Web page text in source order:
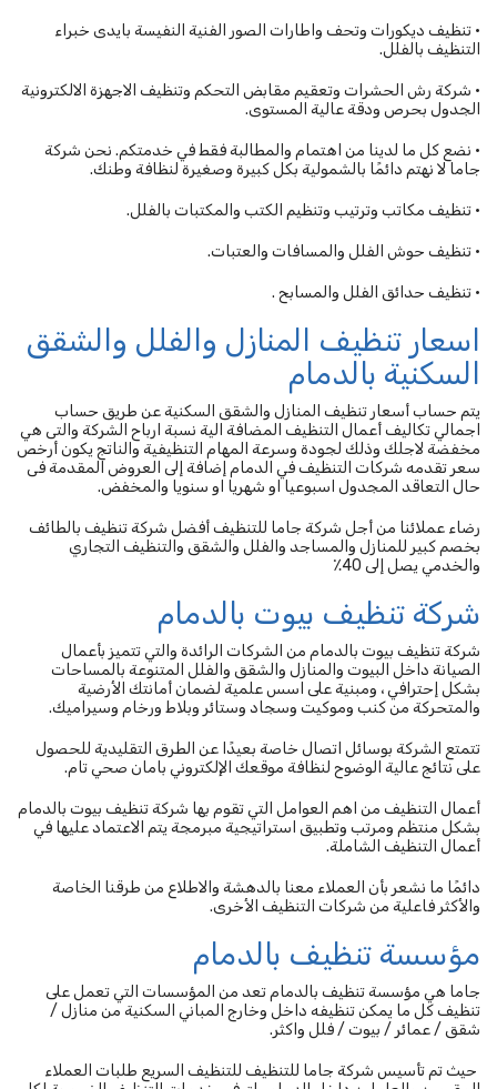
• تنظيف ديكورات وتحف واطارات الصور الفنية النفيسة بايدى خبراء
التنظيف بالفلل.
• شركة رش الحشرات وتعقيم مقابض التحكم وتنظيف الاجهزة الالكترونية
الجدول بحرص ودقة عالية المستوى.
• نضع كل ما لدينا من اهتمام والمطالبة فقط في خدمتكم. نحن شركة
جاما لا نهتم دائمًا بالشمولية بكل كبيرة وصغيرة لنظافة وطنك.
• تنظيف مكاتب وترتيب وتنظيم الكتب والمكتبات بالفلل.
• تنظيف حوش الفلل والمسافات والعتبات.
• تنظيف حدائق الفلل والمسابح .
اسعار تنظيف المنازل والفلل والشقق
السكنية بالدمام
يتم حساب أسعار تنظيف المنازل والشقق السكنية عن طريق حساب
اجمالي تكاليف أعمال التنظيف المضافة الية نسبة ارباح الشركة والتى هي
مخفضة لاجلك وذلك لجودة وسرعة المهام التنظيفية والناتج يكون أرخص
سعر تقدمه شركات التنظيف في الدمام إضافة إلى العروض المقدمة فى
حال التعاقد المجدول اسبوعيا او شهريا او سنويا والمخفض.
رضاء عملائنا من أجل شركة جاما للتنظيف أفضل شركة تنظيف بالطائف
بخصم كبير للمنازل والمساجد والفلل والشقق والتنظيف التجاري
والخدمي يصل إلى 40٪
شركة تنظيف بيوت بالدمام
شركة تنظيف بيوت بالدمام من الشركات الرائدة والتي تتميز بأعمال
الصيانة داخل البيوت والمنازل والشقق والفلل المتنوعة بالمساحات
بشكل إحترافي ، ومبنية على اسس علمية لضمان أمانتك الأرضية
والمتحركة من كنب وموكيت وسجاد وستائر وبلاط ورخام وسيراميك.
تتمتع الشركة بوسائل اتصال خاصة بعيدًا عن الطرق التقليدية للحصول
على نتائج عالية الوضوح لنظافة موقعك الإلكتروني بامان صحي تام.
أعمال التنظيف من اهم العوامل التي تقوم بها شركة تنظيف بيوت بالدمام
بشكل منتظم ومرتب وتطبيق استراتيجية مبرمجة يتم الاعتماد عليها في
أعمال التنظيف الشاملة.
دائمًا ما نشعر بأن العملاء معنا بالدهشة والاطلاع من طرقنا الخاصة
والأكثر فاعلية من شركات التنظيف الأخرى.
مؤسسة تنظيف بالدمام
جاما هي مؤسسة تنظيف بالدمام تعد من المؤسسات التي تعمل على
تنظيف كل ما يمكن تنظيفه داخل وخارج المباني السكنية من منازل /
شقق / عمائر / بيوت / فلل واكثر.
حيث تم تأسيس شركة جاما للتنظيف للتنظيف السريع طلبات العملاء